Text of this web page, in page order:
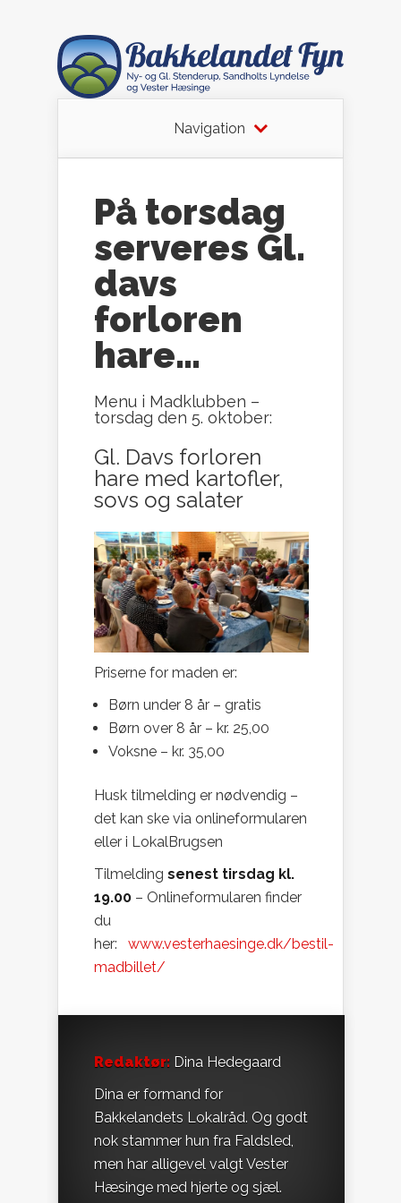
Navigation
På torsdag
serveres Gl.
davs
forloren
hare…
Menu i Madklubben –
torsdag den 5. oktober:
Gl. Davs forloren
hare med kartofler,
sovs og salater
Priserne for maden er:
Børn under 8 år – gratis
Børn over 8 år – kr. 25,00
Voksne – kr. 35,00
Husk tilmelding er nødvendig –
det kan ske via onlineformularen
eller i LokalBrugsen
Tilmelding senest tirsdag kl.
19.00 – Onlineformularen finder
du
her: www.vesterhaesinge.dk/bestil-
madbillet/
Redaktør: Dina Hedegaard
Dina er formand for
Bakkelandets Lokalråd. Og godt
nok stammer hun fra Faldsled,
men har alligevel valgt Vester
Hæsinge med hjerte og sjæl.